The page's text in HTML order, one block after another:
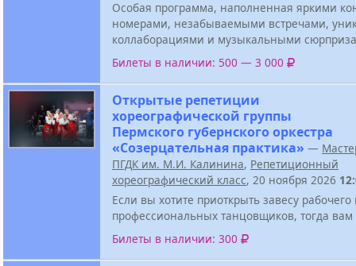
Особая программа, наполненная яркими
номерами, незабываемыми встречами,
коллаборациями и музыкальными
Билеты в наличии: 500 — 3 000
Открытые репетиции
хореографической группы
Пермского губернского оркестра
«Созерцательная практика» —
ПГДК им. М.И. Калинина, Репетиционный
хореографический класс, 20 ноября 2026
Если вы хотите приоткрыть завесу рабочего
профессиональных танцовщиков, тогда
Билеты в наличии: 300